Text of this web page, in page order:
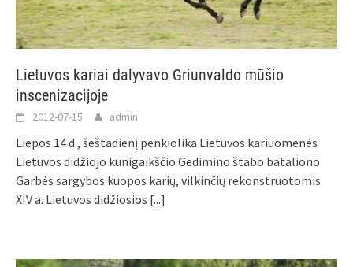
Lietuvos kariai dalyvavo Griunvaldo mūšio
inscenizacijoje
2012-07-15 admin
Liepos 14 d., šeštadienį penkiolika Lietuvos kariuomenės
Lietuvos didžiojo kunigaikščio Gedimino štabo bataliono
Garbės sargybos kuopos karių, vilkinčių rekonstruotomis
XIV a. Lietuvos didžiosios [...]